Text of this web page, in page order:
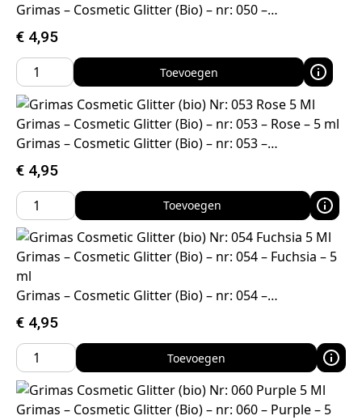
Grimas – Cosmetic Glitter (Bio) – nr: 050 –…
€ 4,95
Toevoegen
Grimas – Cosmetic Glitter (Bio) – nr: 053 – Rose – 5 ml
Grimas – Cosmetic Glitter (Bio) – nr: 053 –…
€ 4,95
Toevoegen
Grimas – Cosmetic Glitter (Bio) – nr: 054 – Fuchsia – 5
ml
Grimas – Cosmetic Glitter (Bio) – nr: 054 –…
€ 4,95
Toevoegen
Grimas – Cosmetic Glitter (Bio) – nr: 060 – Purple – 5